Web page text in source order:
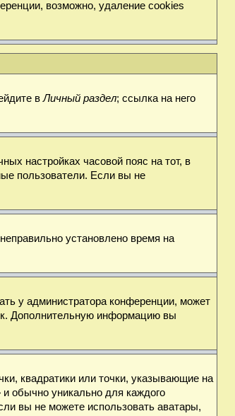
возможно, удаление cookies
вЛичный раздел; ссылка на него
настройках часовой пояс на тот, в
пользователи. Если вы не
установлено время на
у администратора конференции, может
Дополнительную информацию вы
квадратики или точки, указывающие на
обычно уникально для каждого
вы не можете использовать аватары,